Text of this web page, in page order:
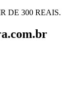
DE 300 REAIS.